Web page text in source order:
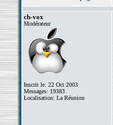
ch-vox
Modérateur
Inscrit le: 22 Oct 2003
Messages: 19383
Localisation: La Réunion